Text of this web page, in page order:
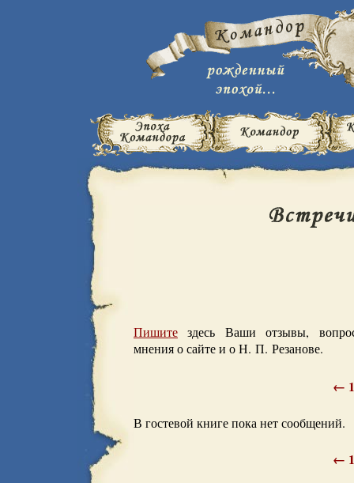
Пишите здесь Ваши отзывы,
мнения о сайте и о Н. П. Резанове.
← 1
В гостевой книге пока нет сообщений.
← 1